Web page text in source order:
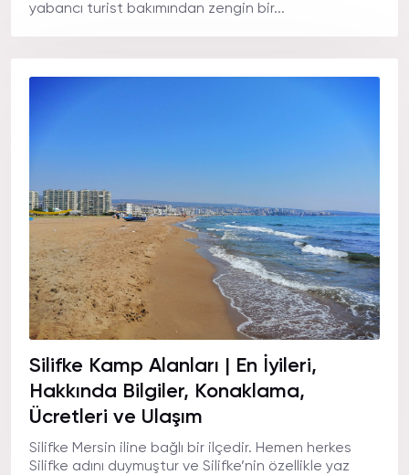
yabancı turist bakımından zengin bir...
Silifke Kamp Alanları | En İyileri,
Hakkında Bilgiler, Konaklama,
Ücretleri ve Ulaşım
Silifke Mersin iline bağlı bir ilçedir. Hemen herkes
Silifke adını duymuştur ve Silifke’nin özellikle yaz